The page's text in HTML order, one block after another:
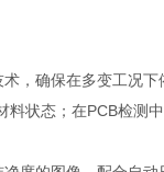
，确保在多变工况下
状态；在PCB检测